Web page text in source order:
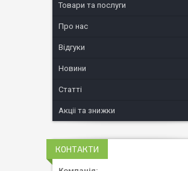
Товари та послуги
Про нас
Відгуки
Новини
Статті
Акціі та знижки
КОНТАКТИ